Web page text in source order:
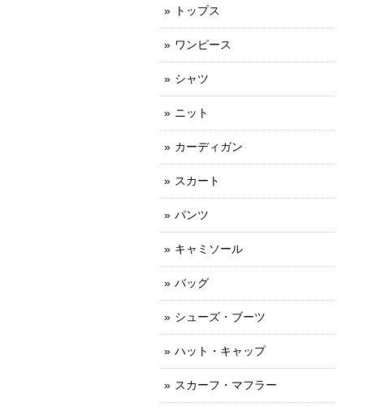
トップス
ワンピース
シャツ
ニット
カーディガン
スカート
パンツ
キャミソール
バッグ
シューズ・ブーツ
ハット・キャップ
スカーフ・マフラー